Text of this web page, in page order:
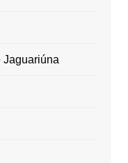
Jaguariúna